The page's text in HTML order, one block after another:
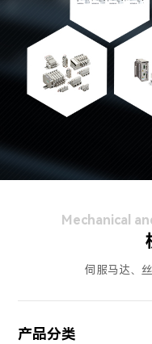
Mechanical
伺服马达、
产品分类